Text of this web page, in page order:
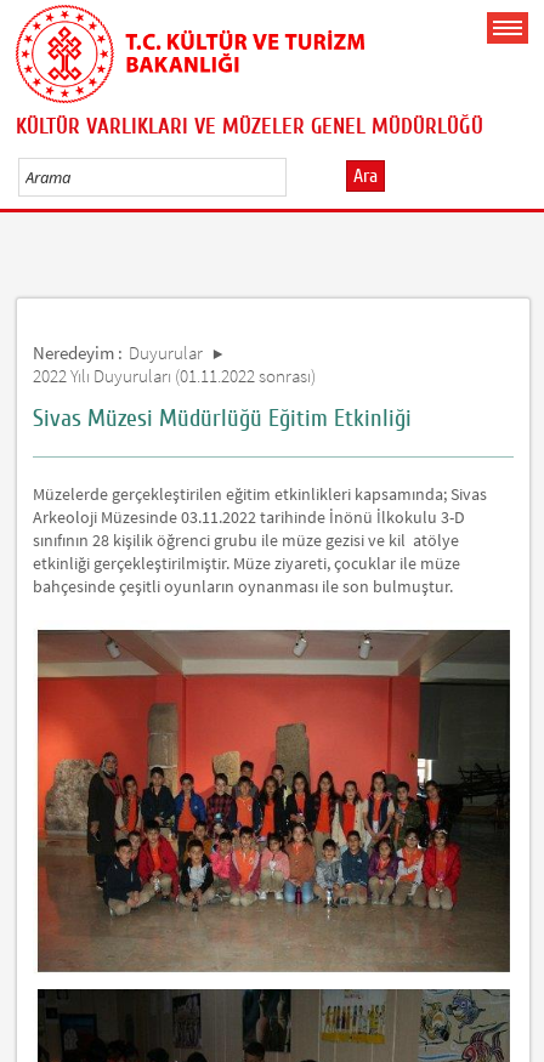
KÜLTÜR VARLIKLARI VE MÜZELER GENEL MÜDÜRLÜĞÜ
Ara
Neredeyim : Duyurular
2022 Yılı Duyuruları (01.11.2022 sonrası)
Sivas Müzesi Müdürlüğü Eğitim Etkinliği
Müzelerde gerçekleştirilen eğitim etkinlikleri kapsamında; Sivas
Arkeoloji Müzesinde 03.11.2022 tarihinde İnönü İlkokulu 3-D
sınıfının 28 kişilik öğrenci grubu ile müze gezisi ve kil atölye
etkinliği gerçekleştirilmiştir. Müze ziyareti, çocuklar ile müze
bahçesinde çeşitli oyunların oynanması ile son bulmuştur.